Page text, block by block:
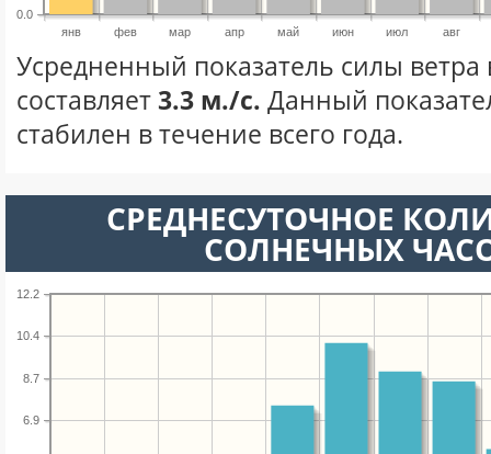
янв фев мар апр май июн июл авг
0.0
Усредненный показатель силы ветра
составляет3.3 м./с. Данный
стабилен в течение всего года.
СРЕДНЕСУТОЧНОЕ
СОЛНЕЧНЫХ
6.9
8.7
10.4
12.2